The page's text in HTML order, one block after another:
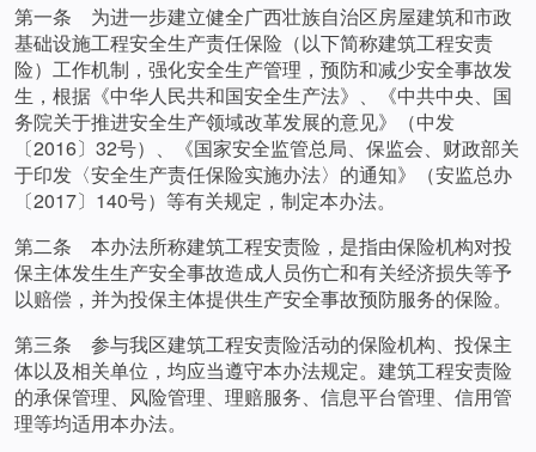
第一条 为进一步建立健全广西壮族自治区房屋建筑和市政
基础设施工程安全生产责任保险（以下简称建筑工程安责
险）工作机制，强化安全生产管理，预防和减少安全事故发
生，根据《中华人民共和国安全生产法》、《中共中央、国
务院关于推进安全生产领域改革发展的意见》（中发
〔2016〕32号）、《国家安全监管总局、保监会、财政部关
于印发〈安全生产责任保险实施办法〉的通知》（安监总办
〔2017〕140号）等有关规定，制定本办法。
第二条 本办法所称建筑工程安责险，是指由保险机构对投
保主体发生生产安全事故造成人员伤亡和有关经济损失等予
以赔偿，并为投保主体提供生产安全事故预防服务的保险。
第三条 参与我区建筑工程安责险活动的保险机构、投保主
体以及相关单位，均应当遵守本办法规定。建筑工程安责险
的承保管理、风险管理、理赔服务、信息平台管理、信用管
理等均适用本办法。